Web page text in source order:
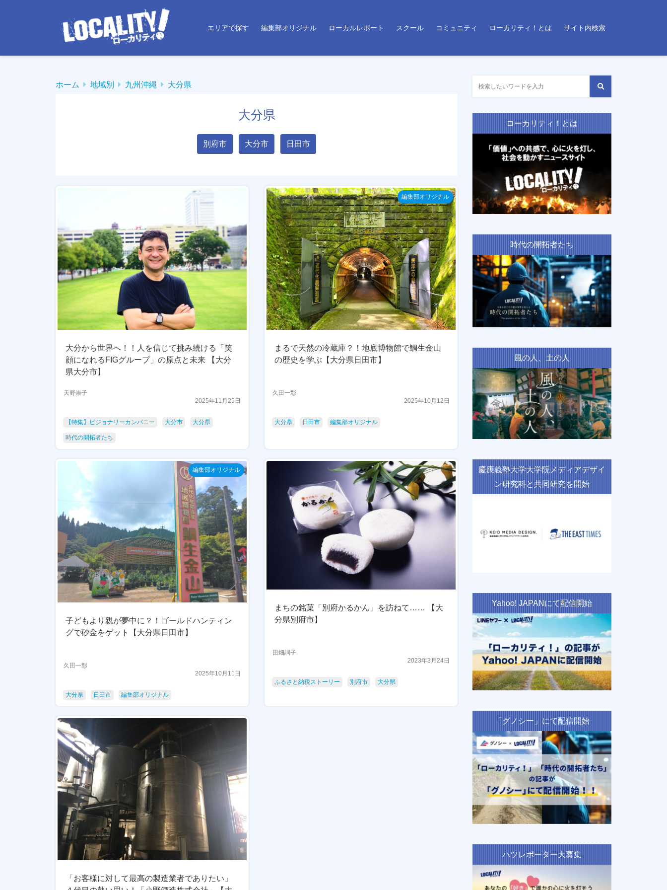
エリアで探す 編集部オリジナル ローカルレポート スクール コミュニティ ローカリティ！とは サイト内検索
ホーム 地域別 九州沖縄 大分県
大分県
別府市 大分市 日田市
大分から世界へ！！人を信じて挑み続ける「笑
顔になれるFIGグループ」の原点と未来 【大分
県大分市】
天野崇子
2025年11月25日
【特集】ビジョナリーカンパニー 大分市 大分県
時代の開拓者たち
編集部オリジナル
まるで天然の冷蔵庫？！地底博物館で鯛生金山
の歴史を学ぶ【大分県日田市】
久田一彰
2025年10月12日
大分県 日田市 編集部オリジナル
編集部オリジナル
子どもより親が夢中に？！ゴールドハンティン
グで砂金をゲット【大分県日田市】
久田一彰
2025年10月11日
大分県 日田市 編集部オリジナル
まちの銘菓「別府かるかん」を訪ねて…… 【大
分県別府市】
田畑詞子
2023年3月24日
ふるさと納税ストーリー 別府市 大分県
「お客様に対して最高の製造業者でありたい」
ローカリティ！とは
時代の開拓者たち
風の人、土の人
慶應義塾大学大学院メディアデザイ
ン研究科と共同研究を開始
Yahoo! JAPANにて配信開始
「グノシー」にて配信開始
ハツレポーター大募集